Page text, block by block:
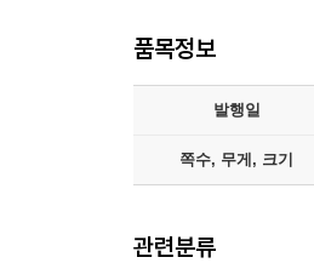
품목정보
발행일
쪽수, 무게, 크기
관련분류